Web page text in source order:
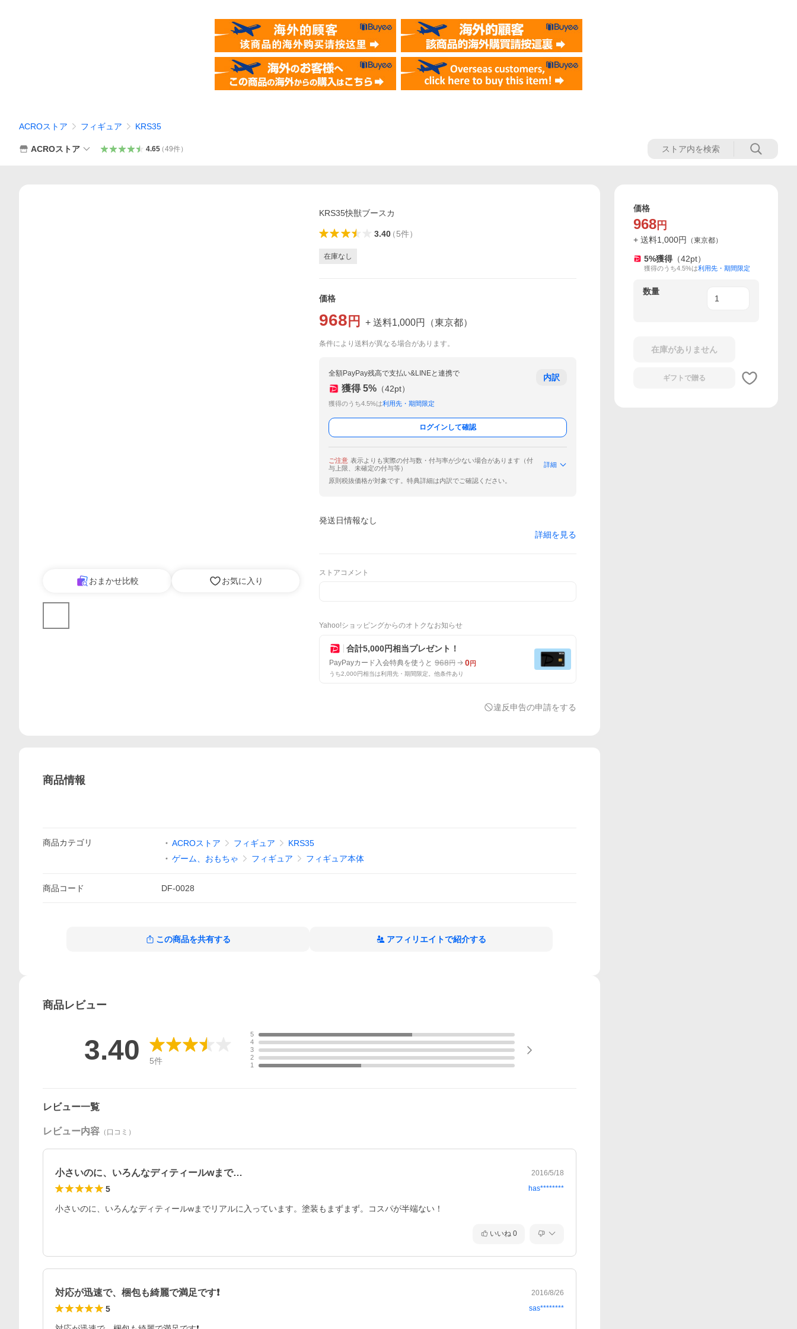
ACROストア フィギュア KRS35
ACROストア 4.65（49件）
おまかせ比較 お気に入り
KRS35快獣ブースカ
3.40（5件）
在庫なし
価格
968 円 + 送料1,000円 （東京都）
条件により送料が異なる場合があります。
全額PayPay残高で支払い&LINEと連携で
獲得 5% （42pt）
獲得のうち4.5%は利用先・期間限定
内訳
ログインして確認
ご注意 表示よりも実際の付与数・付与率が少ない場合があります（付
与上限、未確定の付与等）
詳細
原則税抜価格が対象です。特典詳細は内訳でご確認ください。
発送日情報なし
詳細を見る
ストアコメント
Yahoo!ショッピングからのオトクなお知らせ
合計5,000円相当プレゼント！
PayPayカード入会特典を使うと 968円 0円
うち2,000円相当は利用先・期間限定。他条件あり
違反申告の申請をする
商品情報
商品カテゴリ ACROストア フィギュア
KRS35
ゲーム、おもちゃ
フィギュア フィギュア本体
商品コード DF-0028
この商品を共有する アフィリエイトで紹介する
商品レビュー
3.40 5件
5
4
3
2
1
レビュー一覧
レビュー内容 （口コミ）
小さいのに、いろんなディティールwまで… 2016/5/18
5 has********
小さいのに、いろんなディティールwまでリアルに入っています。塗装もまずまず。コスパが半端ない！
いいね 0
対応が迅速で、梱包も綺麗で満足です❗ 2016/8/26
5 sas********
価格
968 円
+ 送料1,000円 （東京都）
5%獲得 （42pt）
獲得のうち4.5%は利用先・期間限定
数量
在庫がありません
ギフトで贈る